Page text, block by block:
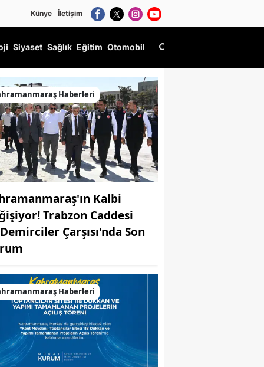
Künye İletişim
Siyaset Sağlık Eğitim Otomobil
Haberleri
Kalbi
Trabzon Caddesi
Çarşısı'nda Son
Haberleri